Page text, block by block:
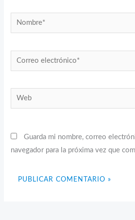
Nombre*
Correo
electrónico*
Web
Guarda mi nombre, correo
navegador para la próxima vez que